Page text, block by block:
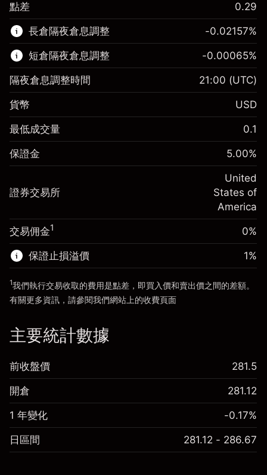
該金融市場可進行差價合約交易。
了解更多：
差價合約
點差 0.29
長倉隔夜倉息調整
保證金。您的投資 $1,000.00
隔夜倉息
-0.021568
%
(-$4.31)
來自杠杆的資金 - 美元（大約值）
$19,000.00
前往平台
-0.02157%
短倉隔夜倉息調整
保證金。您的投資 $1,000.00
隔夜倉息
-0.000654
%
(-$0.13)
$20,000.00
來自杠杆的資金 - 美元（大約值）$19,000.00
前往平台
-0.00065%
隔夜倉息調整時間 21:00 (UTC)
貨幣 USD
最低成交量 0.1
保證金 5.00%
證券交易所
United
States of
America
交易佣金1 0%
保證止損溢價 1%
1我們執行交易收取的費用是點差，即買入價和賣出價之間的差額。
有關更多資訊，請參閱我們網站上的收費頁面
主要統計數據
前收盤價 281.5
開倉 281.12
1 年變化 -0.17%
日區間 281.12 - 286.67